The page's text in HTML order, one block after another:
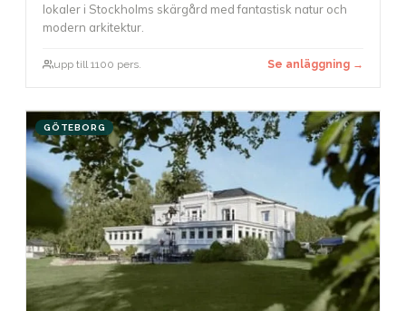
lokaler i Stockholms skärgård med fantastisk natur och
modern arkitektur.
upp till 1100 pers. Se anläggning →
GÖTEBORG